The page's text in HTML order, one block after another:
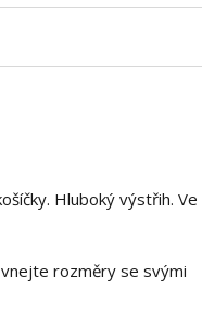
Hluboký výstřih. Ve
rozměry se svými